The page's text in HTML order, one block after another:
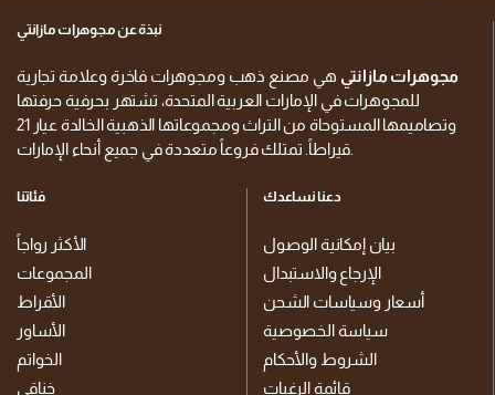
نبذة عن مجوهرات مازانتي
مجوهرات مازانتي هي مصنع ذهب ومجوهرات فاخرة وعلامة تجارية
للمجوهرات في الإمارات العربية المتحدة، تشتهر بحرفية حرفتها
وتصاميمها المستوحاة من التراث ومجموعاتها الذهبية الخالدة عيار 21
فئاتنا
الأكثر رواجاً
المجموعات
الأقراط
الأساور
الخواتم
خناقي
دعنا نساعدك
بيان إمكانية الوصول
الإرجاع والاستبدال
أسعار وسياسات الشحن
سياسة الخصوصية
الشروط والأحكام
قائمة الرغبات